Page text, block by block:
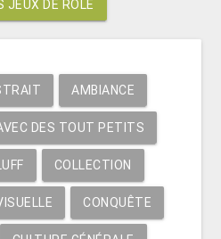
JEUX DE ROLE
AMBIANCE
DES TOUT PETITS
COLLECTION
CONQUÊTE